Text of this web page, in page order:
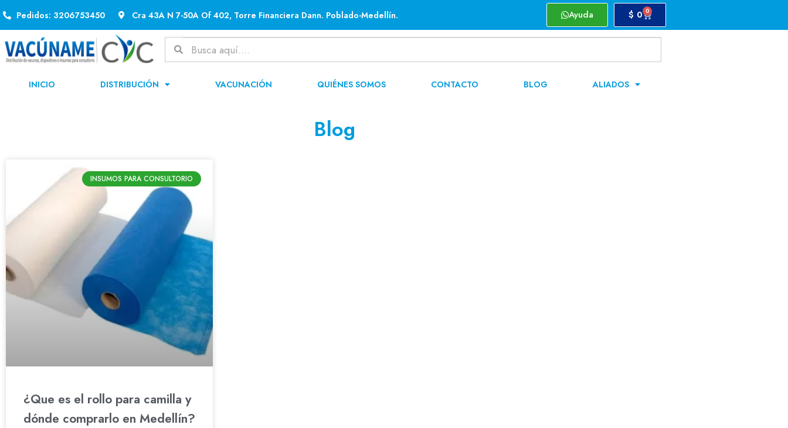
Pedidos: 3206753450 Cra 43A N 7-50A Of 402, Torre Financiera Dann. Poblado-Medellín. Ayuda $ 0 0
INICIO DISTRIBUCIÓN VACUNACIÓN QUIÉNES SOMOS CONTACTO BLOG ALIADOS
Blog
INSUMOS PARA CONSULTORIO
¿Que es el rollo para camilla y
dónde comprarlo en Medellín?